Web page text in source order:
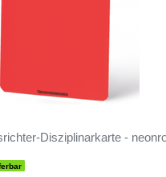
Disziplinarkarte -